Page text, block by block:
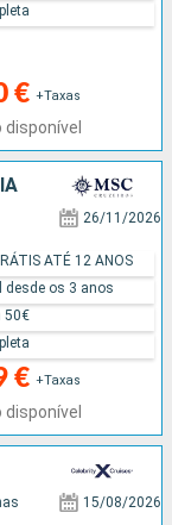
€ +Taxas
disponível
26/11/2026
€ +Taxas
disponível
ATÉ 12 ANOS
desde os 3 anos
50€
15/08/2026